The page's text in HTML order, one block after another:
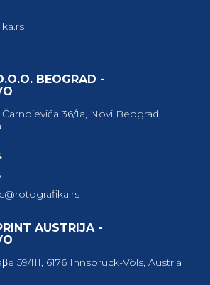
BEOGRAD -
36/1a, Novi Beograd,
AUSTRIJA -
59/III, 6176 Innsbruck-Völs, Austria